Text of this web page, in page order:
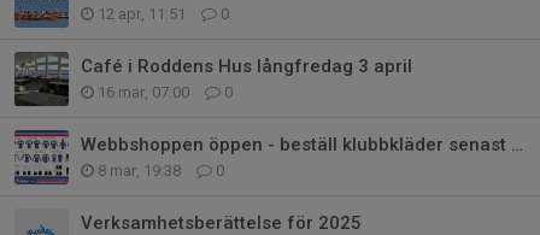
12 apr, 11:51 0
Café i Roddens Hus långfredag 3 april
16 mar, 07:00 0
Webbshoppen öppen - beställ klubbkläder senast 16/3
8 mar, 19:38 0
Verksamhetsberättelse för 2025